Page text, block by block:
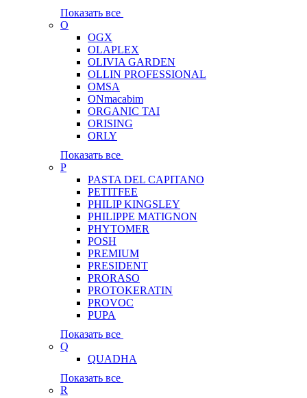
Показать все
O
OGX
OLAPLEX
OLIVIA GARDEN
OLLIN PROFESSIONAL
OMSA
ONmacabim
ORGANIC TAI
ORISING
ORLY
Показать все
P
PASTA DEL CAPITANO
PETITFEE
PHILIP KINGSLEY
PHILIPPE MATIGNON
PHYTOMER
POSH
PREMIUM
PRESIDENT
PRORASO
PROTOKERATIN
PROVOC
PUPA
Показать все
Q
QUADHA
Показать все
R